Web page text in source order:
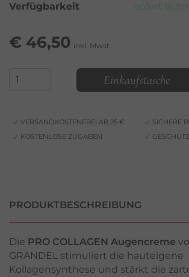
Verfügbarkeit
sofort
€ 46,50 inkl. Mwst
Einkaufstasche
VERSANDKOSTENFREI AB 25 €
SICHERE
KOSTENLOSE ZUGABEN
PRODUKTBESCHREIBUNG
Die PRO COLLAGEN Augencreme
GRANDEL stimuliert die hauteigene
Kollagensynthese und stärkt die